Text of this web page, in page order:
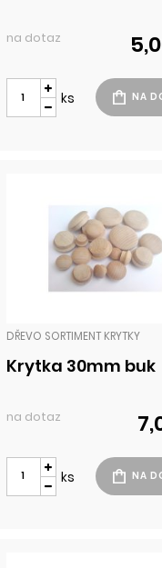
na dotaz
ks
DŘEVO SORTIMENT KRYTKY
Krytka 30mm buk
na dotaz
ks